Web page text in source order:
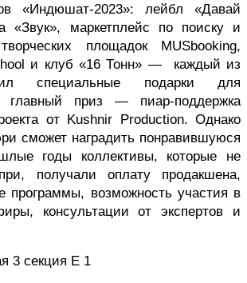
«Индюшат-2023»: лейбл «Давай
«Звук», маркетплейс по поиску и
площадок MUSbooking,
и клуб «16 Тонн» —  каждый из
специальные подарки для
приз — пиар-поддержка
от Kushnir Production. Однако
сможет наградить понравившуюся
годы коллективы, которые не
получали оплату продакшена,
программы, возможность участия в
консультации от экспертов и
3 секция Е 1